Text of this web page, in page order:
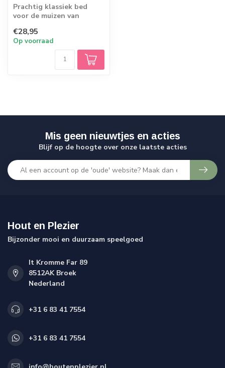
Prachtig klassiek bed
voor de muizen van
pronkstuk voor elk pop...
€28,95
Op voorraad
Mis geen nieuwtjes en acties
Blijf op de hoogte over onze laatste acties
Hout en Plezier
Bijzonder mooi en duurzaam speelgoed
It Kromme Far 89
8512AK Broek
Nederland
+31 6 83 41 7554
+31 6 83 41 7554